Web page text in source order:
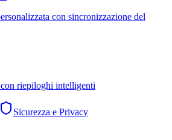
con sincronizzazione del
riepiloghi intelligenti
Sicurezza e Privacy